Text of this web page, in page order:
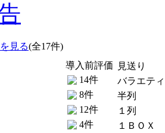
見る(全17件)
導入前評価
14件
8件
12件
4件
見送り
バラエティ
半列
１列
１ＢＯＸ